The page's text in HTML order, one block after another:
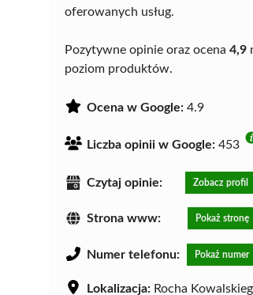
oferowanych usług.
Pozytywne opinie oraz ocena 4,9
poziom produktów.
Ocena w Google: 4.9
Liczba opinii w Google: 453
Czytaj opinie: Zobacz profil
Strona www: Pokaż stronę
Numer telefonu: Pokaż numer
Lokalizacja: Rocha